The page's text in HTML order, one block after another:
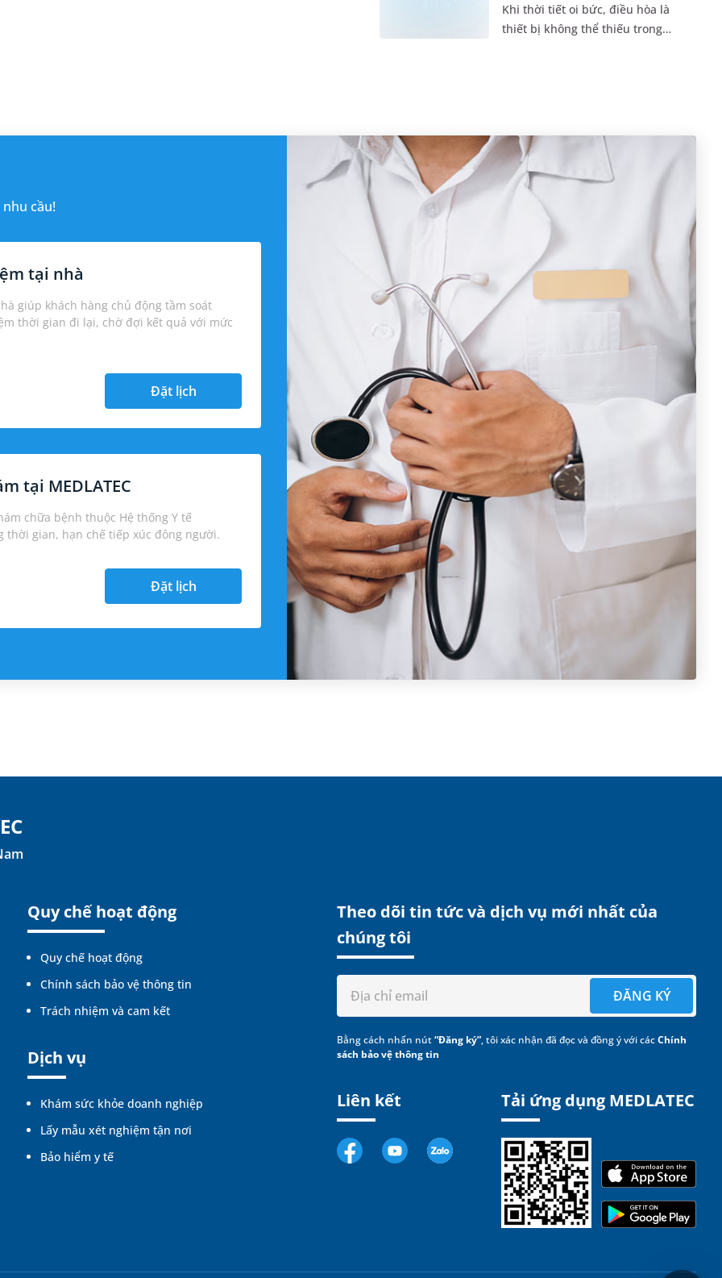
Khi thời tiết oi bức, điều hòa là
thiết bị không thể thiếu trong
cầu!
tại nhà
giúp khách hàng chủ động tầm soát
thời gian đi lại, chờ đợi kết quả với mức
Đặt lịch
tại MEDLATEC
chữa bệnh thuộc Hệ thống Y tế
thời gian, hạn chế tiếp xúc đông người.
Đặt lịch
Quy chế hoạt động
Quy chế hoạt động
Chính sách bảo vệ thông tin
Trách nhiệm và cam kết
Dịch vụ
Khám sức khỏe doanh nghiệp
Lấy mẫu xét nghiệm tận nơi
Bảo hiểm y tế
Theo dõi tin tức và dịch vụ mới nhất của
chúng tôi
ĐĂNG KÝ
Bằng cách nhấn nút“Đăng ký”, tôi xác nhận đã đọc và đồng ý với cácChính
sách bảo vệ thông tin
Liên kết Tải ứng dụng MEDLATEC